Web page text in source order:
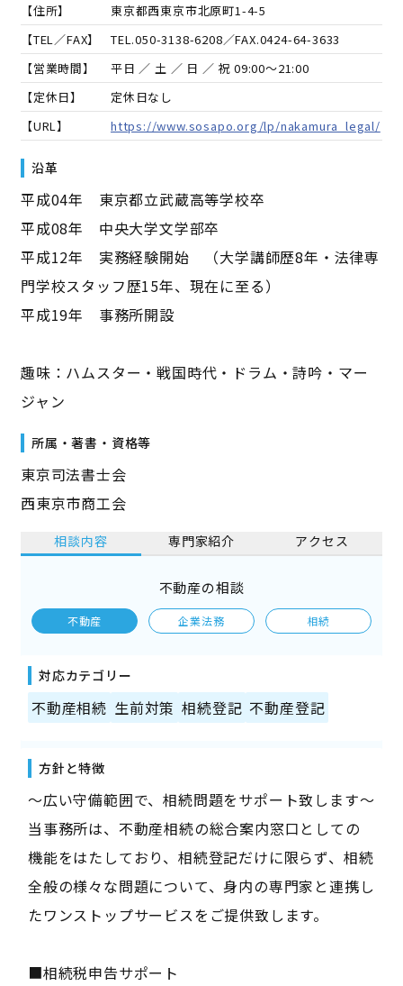
【住所】
東京都西東京市北原町1-4-5
【TEL／FAX】
TEL.050-3138-6208／FAX.0424-64-3633
【営業時間】
平日 ／ 土 ／ 日 ／ 祝 09:00～21:00
【定休日】
定休日なし
【URL】
https://www.sosapo.org/lp/nakamura_legal/
沿革
平成04年 東京都立武蔵高等学校卒
平成08年 中央大学文学部卒
平成12年 実務経験開始 （大学講師歴8年・法律専
門学校スタッフ歴15年、現在に至る）
平成19年 事務所開設
趣味：ハムスター・戦国時代・ドラム・詩吟・マー
ジャン
所属・著書・資格等
東京司法書士会
西東京市商工会
相談内容 専門家紹介 アクセス
不動産の相談
不動産 企業法務 相続
対応カテゴリー
不動産相続 生前対策 相続登記 不動産登記
方針と特徴
〜広い守備範囲で、相続問題をサポート致します～
当事務所は、不動産相続の総合案内窓口としての
機能をはたしており、相続登記だけに限らず、相続
全般の様々な問題について、身内の専門家と連携し
たワンストップサービスをご提供致します。
■相続税申告サポート